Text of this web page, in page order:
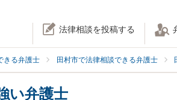
法律相談を投稿する
きる弁護士 田村市で法律相談できる弁護士
い弁護士